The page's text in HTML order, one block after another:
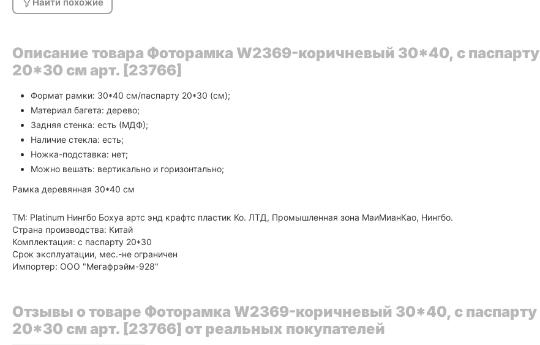
Описание товара Фоторамка W2369-коричневый 30*40, с паспарту
20*30 см арт. [23766]
Формат рамки: 30*40 см/паспарту 20*30 (см);
Материал багета: дерево;
Задняя стенка: есть (МДФ);
Наличие стекла: есть;
Ножка-подставка: нет;
Можно вешать: вертикально и горизонтально;
Рамка деревянная 30*40 см
ТМ: Platinum Нингбо Бохуа артс энд крафтс пластик Ко. ЛТД, Промышленная зона МаиМианКао, Нингбо.
Страна производства: Китай
Комплектация: с паспарту 20*30
Срок эксплуатации, мес.-не ограничен
Импортер: ООО "Мегафрэйм-928"
Отзывы о товаре Фоторамка W2369-коричневый 30*40, с паспарту
20*30 см арт. [23766] от реальных покупателей